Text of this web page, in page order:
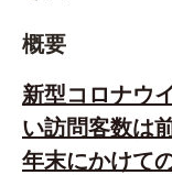
概要
新型コロナウ
い訪問客数は
年末にかけて